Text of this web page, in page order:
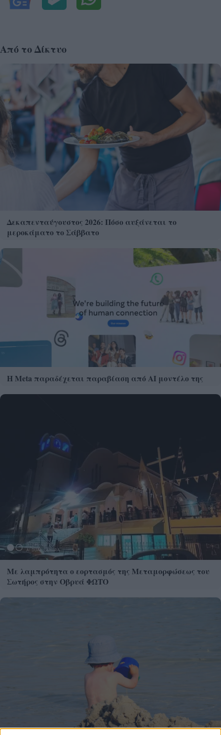
Από το Δίκτυο
Δεκαπενταύγουστος 2026: Πόσο αυξάνεται το
μεροκάματο το Σάββατο
Η Meta παραδέχεται παραβίαση από AI μοντέλο της
Με λαμπρότητα ο εορτασμός της Μεταμορφώσεως του
Σωτήρος στην Οβρυά ΦΩΤΟ